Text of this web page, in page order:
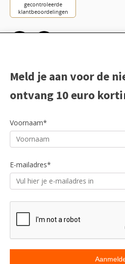
Meld je aan voor de
ontvang 10 euro
Voornaam*
E-mailadres*